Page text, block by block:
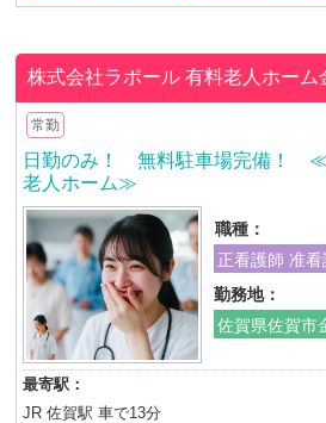
株式会社ラポール有料老人ホーム
常勤
日勤のみ！ 無料駐車場完備！ ≪
老人ホーム≫
職種：
正看護師 准看
勤務地：
佐賀県佐賀市
最寄駅：
JR 佐賀駅 車で13分